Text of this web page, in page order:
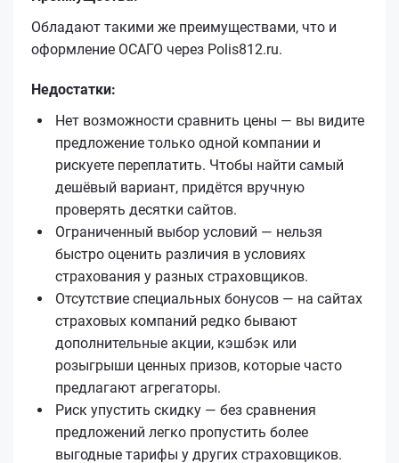
Обладают такими же преимуществами, что и
оформление ОСАГО через Polis812.ru.
Недостатки:
Нет возможности сравнить цены — вы видите
предложение только одной компании и
рискуете переплатить. Чтобы найти самый
дешёвый вариант, придётся вручную
проверять десятки сайтов.
Ограниченный выбор условий — нельзя
быстро оценить различия в условиях
страхования у разных страховщиков.
Отсутствие специальных бонусов — на сайтах
страховых компаний редко бывают
дополнительные акции, кэшбэк или
розыгрыши ценных призов, которые часто
предлагают агрегаторы.
Риск упустить скидку — без сравнения
предложений легко пропустить более
выгодные тарифы у других страховщиков.